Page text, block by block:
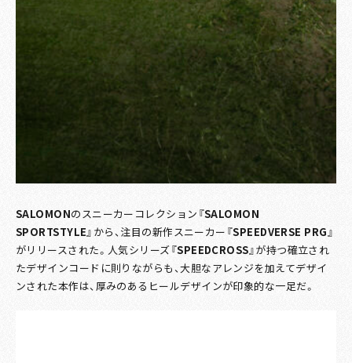
SALOMONのスニーカーコレクション 『SALOMON
SPORTSTYLE』 から、注目の新作スニーカー 『SPEEDVERSE PRG』
がリリースされた。人気シリーズ『SPEEDCROSS』が持つ確立され
たデザインコードに則りながらも、大胆なアレンジを加えてデザイ
ンされた本作は、厚みのあるヒールデザインが印象的な一足だ。